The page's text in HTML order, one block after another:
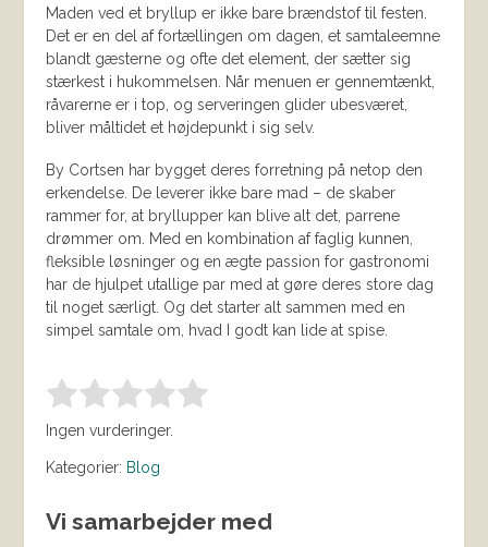
Maden ved et bryllup er ikke bare brændstof til festen.
Det er en del af fortællingen om dagen, et samtaleemne
blandt gæsterne og ofte det element, der sætter sig
stærkest i hukommelsen. Når menuen er gennemtænkt,
råvarerne er i top, og serveringen glider ubesværet,
bliver måltidet et højdepunkt i sig selv.
By Cortsen har bygget deres forretning på netop den
erkendelse. De leverer ikke bare mad – de skaber
rammer for, at bryllupper kan blive alt det, parrene
drømmer om. Med en kombination af faglig kunnen,
fleksible løsninger og en ægte passion for gastronomi
har de hjulpet utallige par med at gøre deres store dag
til noget særligt. Og det starter alt sammen med en
simpel samtale om, hvad I godt kan lide at spise.
Bedøm denne vare: 1.00
Ingen vurderinger.
Kategorier: Blog
Vi samarbejder med